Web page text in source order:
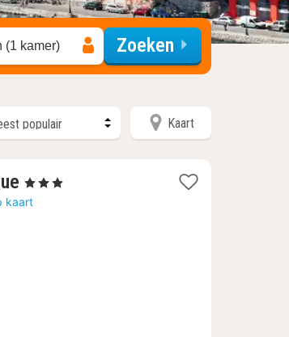
(1 kamer) Zoeken
Kaart
1
nacht
, 3 Sterren
kaart